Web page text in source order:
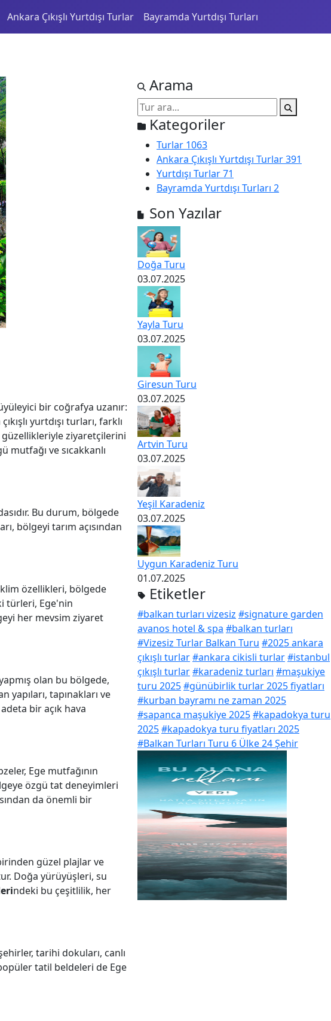
Ankara Çıkışlı Yurtdışı Turlar
Bayramda Yurtdışı Turları
bir coğrafya uzanır:
yurtdışı turları, farklı
ziyaretçilerini
ve sıcakkanlı
Bu durum, bölgede
bölgeyi tarım açısından
özellikleri, bölgede
türleri, Ege'nin
her mevsim ziyaret
olan bu bölgede,
tapınakları ve
bir açık hava
Ege mutfağının
özgü tat deneyimleri
da önemli bir
güzel plajlar ve
Doğa yürüyüşleri, su
ndeki bu çeşitlilik, her
tarihi dokuları, canlı
tatil beldeleri de Ege
Arama
Kategoriler
Turlar 1063
Ankara Çıkışlı Yurtdışı Turlar391
Yurtdışı Turlar71
Bayramda Yurtdışı Turları 2
Son Yazılar
Doğa Turu
03.07.2025
Yayla Turu
03.07.2025
Giresun Turu
03.07.2025
Artvin Turu
03.07.2025
Yeşil Karadeniz
03.07.2025
Uygun Karadeniz Turu
01.07.2025
Etiketler
#balkan turları vizesiz #signature garden
avanos hotel & spa #balkan turları
#Vizesiz Turlar Balkan Turu #2025 ankara
çıkışlı turlar#ankara cikisli turlar#istanbul
çıkışlı turlar#karadeniz turları #maşukiye
turu 2025#günübirlik turlar 2025 fiyatları
#kurban bayramı ne zaman 2025
#sapanca maşukiye 2025#kapadokya turu
2025#kapadokya turu fiyatları 2025
#Balkan Turları Turu 6 Ülke 24 Şehir